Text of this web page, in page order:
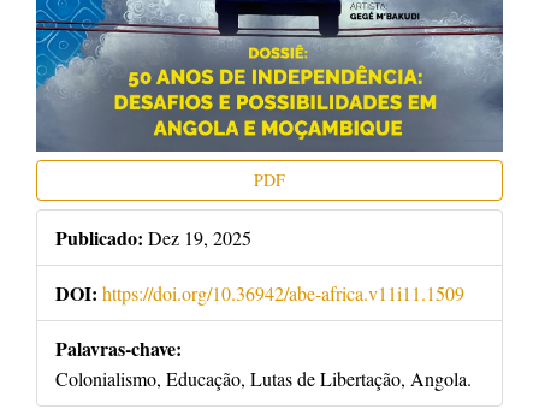
PDF
Publicado: Dez 19, 2025
DOI: https://doi.org/10.36942/abe-africa.v11i11.1509
Palavras-chave:
Colonialismo, Educação, Lutas de Libertação, Angola.